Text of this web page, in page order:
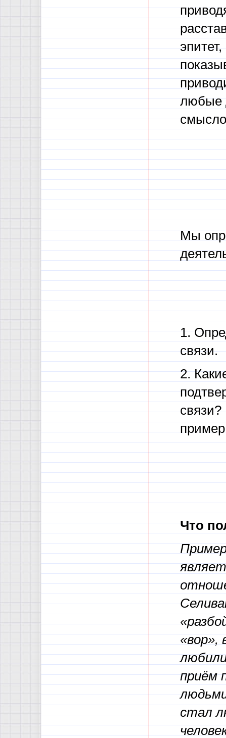
любые
Мы
1.
связи.
2.
Что
«вор»,
приём
стал